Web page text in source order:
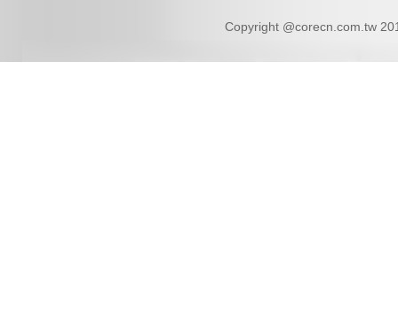
Copyright @corecn.com.tw